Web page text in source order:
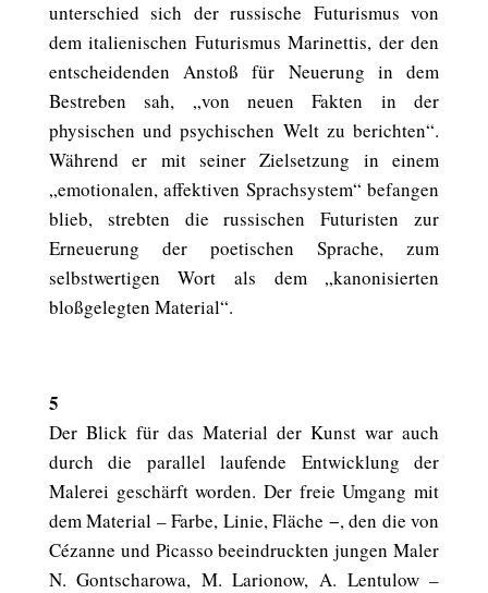
unterschied sich der russische Futurismus von
dem italienischen Futurismus Marinettis, der den
entscheidenden Anstoß für Neuerung in dem
Bestreben sah, „von neuen Fakten in der
physischen und psychischen Welt zu berichten“.
Während er mit seiner Zielsetzung in einem
„emotionalen, affektiven Sprachsystem“ befangen
blieb, strebten die russischen Futuristen zur
Erneuerung der poetischen Sprache, zum
selbstwertigen Wort als dem „kanonisierten
bloßgelegten Material“.
5
Der Blick für das Material der Kunst war auch
durch die parallel laufende Entwicklung der
Malerei geschärft worden. Der freie Umgang mit
dem Material – Farbe, Linie, Fläche −, den die von
Cézanne und Picasso beeindruckten jungen Maler
N. Gontscharowa, M. Larionow, A. Lentulow –